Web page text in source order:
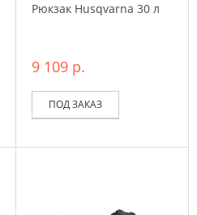
Рюкзак Husqvarna 30 л
9 109 р.
ПОД ЗАКАЗ